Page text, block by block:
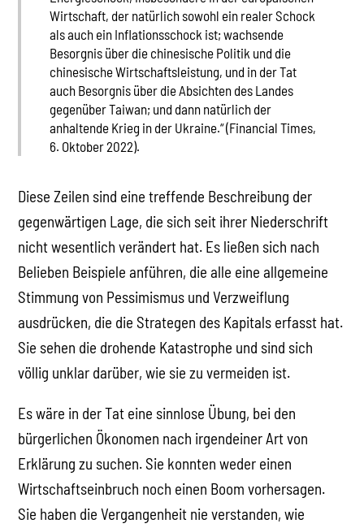
Wirtschaft, der natürlich sowohl ein realer Schock
als auch ein Inflationsschock ist; wachsende
Besorgnis über die chinesische Politik und die
chinesische Wirtschaftsleistung, und in der Tat
auch Besorgnis über die Absichten des Landes
gegenüber Taiwan; und dann natürlich der
anhaltende Krieg in der Ukraine.“ (Financial Times,
6. Oktober 2022).
Diese Zeilen sind eine treffende Beschreibung der
gegenwärtigen Lage, die sich seit ihrer Niederschrift
nicht wesentlich verändert hat. Es ließen sich nach
Belieben Beispiele anführen, die alle eine allgemeine
Stimmung von Pessimismus und Verzweiflung
ausdrücken, die die Strategen des Kapitals erfasst hat.
Sie sehen die drohende Katastrophe und sind sich
völlig unklar darüber, wie sie zu vermeiden ist.
Es wäre in der Tat eine sinnlose Übung, bei den
bürgerlichen Ökonomen nach irgendeiner Art von
Erklärung zu suchen. Sie konnten weder einen
Wirtschaftseinbruch noch einen Boom vorhersagen.
Sie haben die Vergangenheit nie verstanden, wie